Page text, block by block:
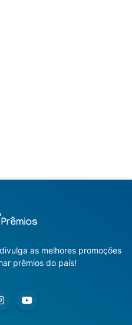
as melhores promoções
prêmios do país!